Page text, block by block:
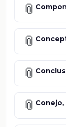
📎
📎
📎
📎 Conejo,